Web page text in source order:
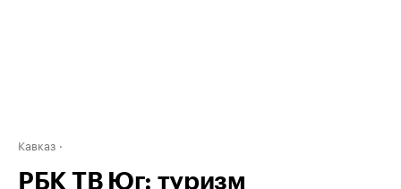
Кавказ
РБК ТВ Юг: туризм